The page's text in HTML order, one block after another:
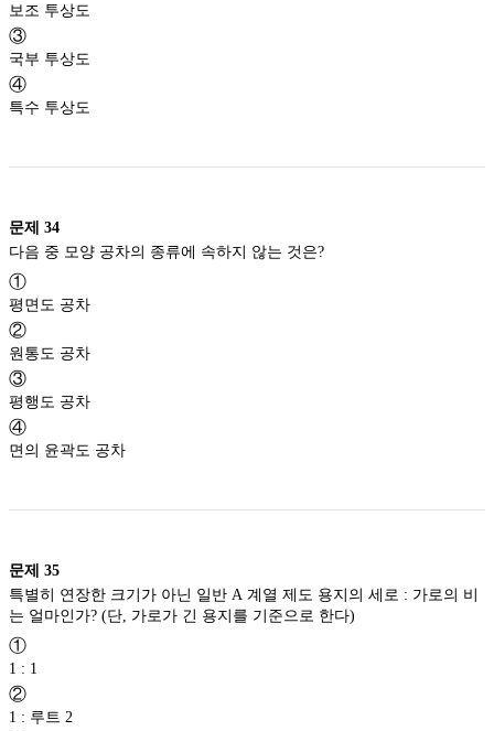
보조 투상도
③
국부 투상도
④
특수 투상도
문제 34
①
평면도 공차
②
원통도 공차
③
평행도 공차
④
면의 윤곽도 공차
문제 35
특별히 연장한 크기가 아닌 일반 A 계열 제도 용지의 세로 : 가로의 비
①
1 : 1
②
1 : 루트 2